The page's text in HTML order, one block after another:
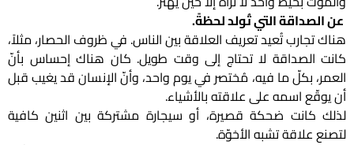
عن الصداقة التي تُولد لحظةً.
هناك تجارب تُعيد تعريف العلاقة بين الناس. في ظروف الحصار، مثلاً،
كانت الصداقة لا تحتاج إلى وقت طويل. كان هناك إحساس بأنّ
العمر، بكلّ ما فيه، مُختصر في يوم واحد، وأنّ الإنسان قد يغيب قبل
أن يوقّع اسمه على علاقته بالأشياء.
لذلك كانت ضحكة قصيرة، أو سيجارة مشتركة بين اثنين كافية
لتصنع علاقة تشبه الأخوّة.